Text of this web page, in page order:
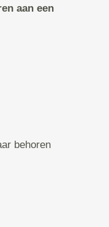
aan een
behoren